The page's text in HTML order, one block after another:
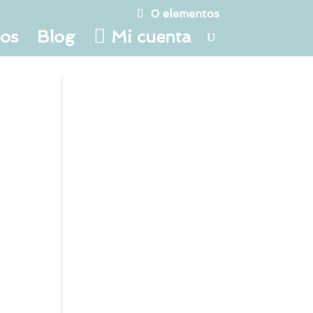
0 elementos
Blog Mi cuenta